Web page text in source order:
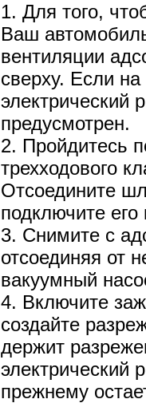
1. Для того,
Ваш
вентиляции
сверху. Если
электрический
предусмотрен.
2. Пройдитесь
трехходового
Отсоедините
подключите
3. Снимите с
отсоединяя от
вакуумный
4. Включите
создайте
держит
электрический
прежнему